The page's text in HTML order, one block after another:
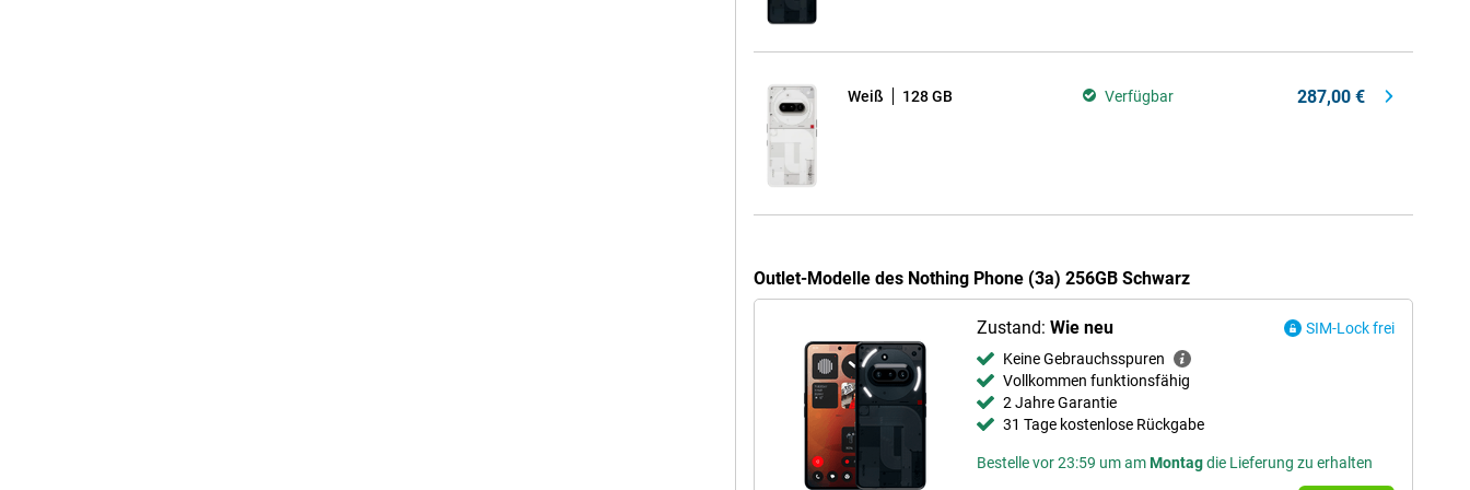
Weiß 128 GB Verfügbar 287,00 €
Outlet-Modelle des Nothing Phone (3a) 256GB Schwarz
Zustand: Wie neu
SIM-Lock frei
Keine Gebrauchsspuren
Vollkommen funktionsfähig
2 Jahre Garantie
31 Tage kostenlose Rückgabe
Bestelle vor 23:59 um amMontagdie Lieferung zu erhalten